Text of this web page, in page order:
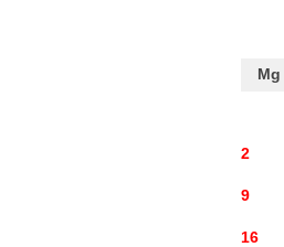
Mg
2
9
16